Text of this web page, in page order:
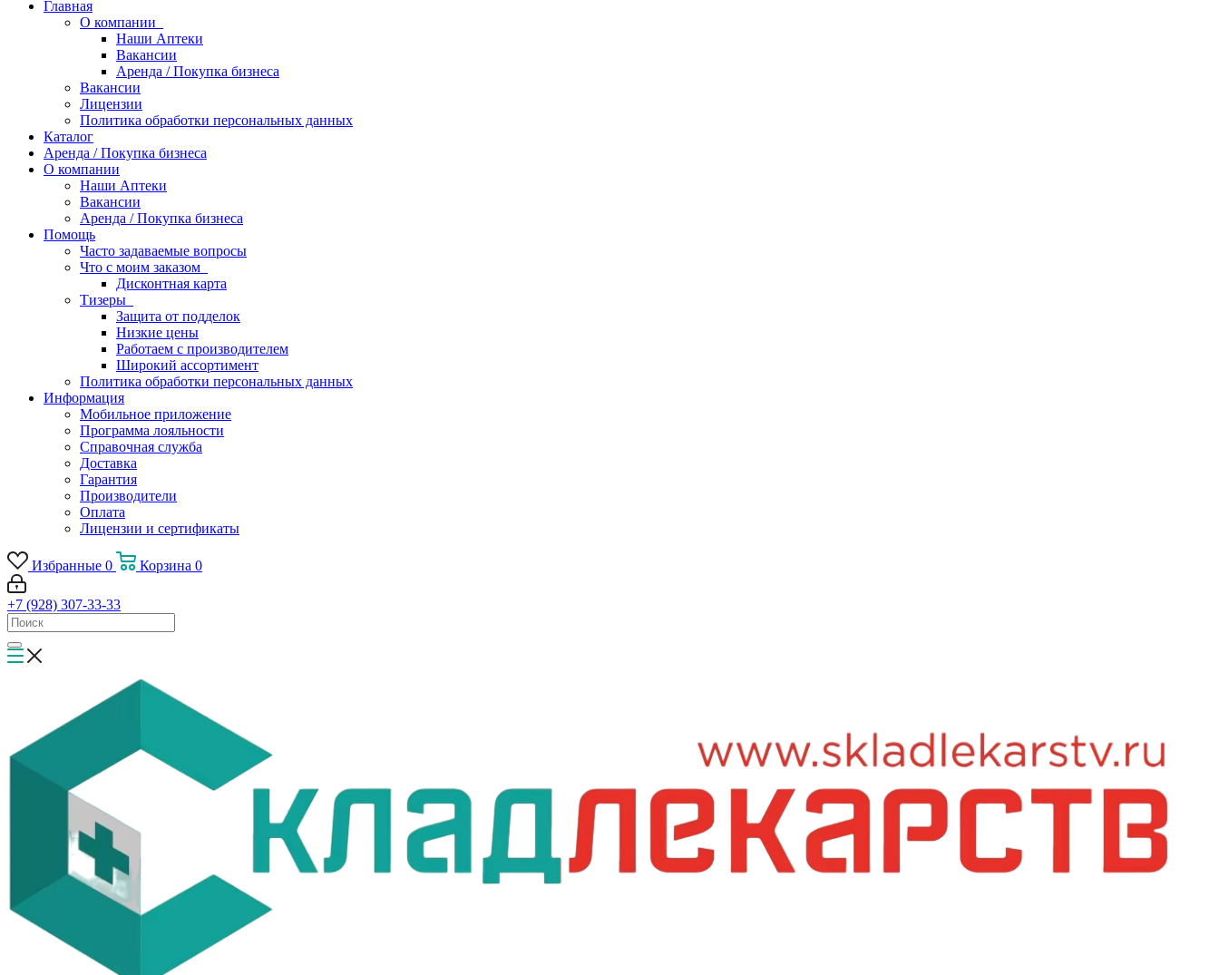
Главная
О компании
Наши Аптеки
Вакансии
Аренда / Покупка бизнеса
Вакансии
Лицензии
Политика обработки персональных данных
Каталог
Аренда / Покупка бизнеса
О компании
Наши Аптеки
Вакансии
Аренда / Покупка бизнеса
Помощь
Часто задаваемые вопросы
Что с моим заказом
Дисконтная карта
Тизеры
Защита от подделок
Низкие цены
Работаем с производителем
Широкий ассортимент
Политика обработки персональных данных
Информация
Мобильное приложение
Программа лояльности
Справочная служба
Доставка
Гарантия
Производители
Оплата
Лицензии и сертификаты
Избранные 0 Корзина 0
+7 (928) 307-33-33